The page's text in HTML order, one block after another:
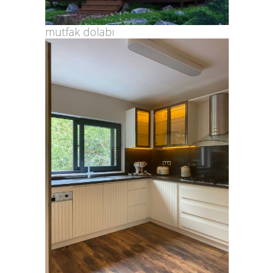
mutfak dolabı